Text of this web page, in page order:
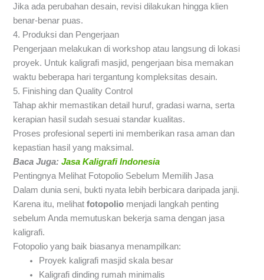
Jika ada perubahan desain, revisi dilakukan hingga klien
benar-benar puas.
4. Produksi dan Pengerjaan
Pengerjaan melakukan di workshop atau langsung di lokasi
proyek. Untuk kaligrafi masjid, pengerjaan bisa memakan
waktu beberapa hari tergantung kompleksitas desain.
5. Finishing dan Quality Control
Tahap akhir memastikan detail huruf, gradasi warna, serta
kerapian hasil sudah sesuai standar kualitas.
Proses profesional seperti ini memberikan rasa aman dan
kepastian hasil yang maksimal.
Baca Juga:Jasa Kaligrafi Indonesia
Pentingnya Melihat Fotopolio Sebelum Memilih Jasa
Dalam dunia seni, bukti nyata lebih berbicara daripada janji.
Karena itu, melihatfotopolio menjadi langkah penting
sebelum Anda memutuskan bekerja sama dengan jasa
kaligrafi.
Fotopolio yang baik biasanya menampilkan:
Proyek kaligrafi masjid skala besar
Kaligrafi dinding rumah minimalis